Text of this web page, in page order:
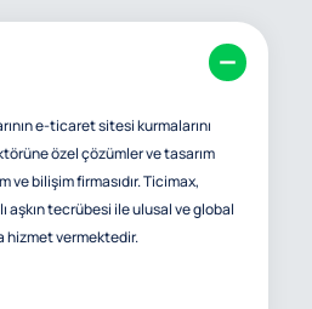
e-ticaret sitesi kurmalarını
özel çözümler ve tasarım
ve bilişim firmasıdır. Ticimax,
aşkın tecrübesi ile ulusal ve global
hizmet vermektedir.